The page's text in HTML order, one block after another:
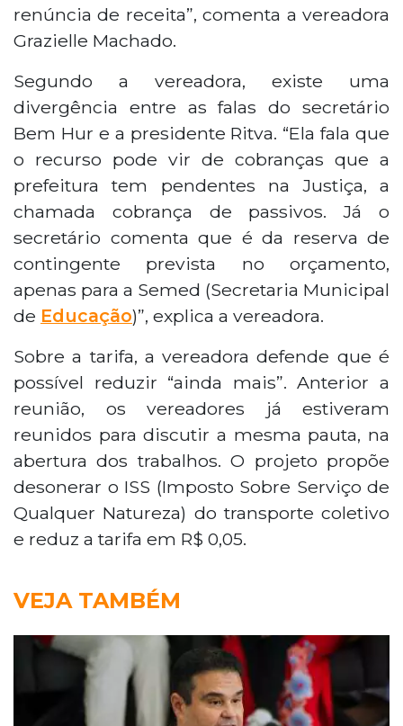
renúncia de receita”, comenta a vereadora
Grazielle Machado.
Segundo a vereadora, existe uma
divergência entre as falas do secretário
Bem Hur e a presidente Ritva. “Ela fala que
o recurso pode vir de cobranças que a
prefeitura tem pendentes na Justiça, a
chamada cobrança de passivos. Já o
secretário comenta que é da reserva de
contingente prevista no orçamento,
apenas para a Semed (Secretaria Municipal
de Educação)”, explica a vereadora.
Sobre a tarifa, a vereadora defende que é
possível reduzir “ainda mais”. Anterior a
reunião, os vereadores já estiveram
reunidos para discutir a mesma pauta, na
abertura dos trabalhos. O projeto propõe
desonerar o ISS (Imposto Sobre Serviço de
Qualquer Natureza) do transporte coletivo
e reduz a tarifa em R$ 0,05.
VEJA TAMBÉM